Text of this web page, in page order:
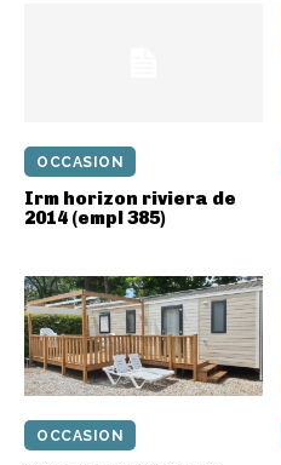
OCCASION
Irm horizon riviera de
2014 (empl 385)
OCCASION